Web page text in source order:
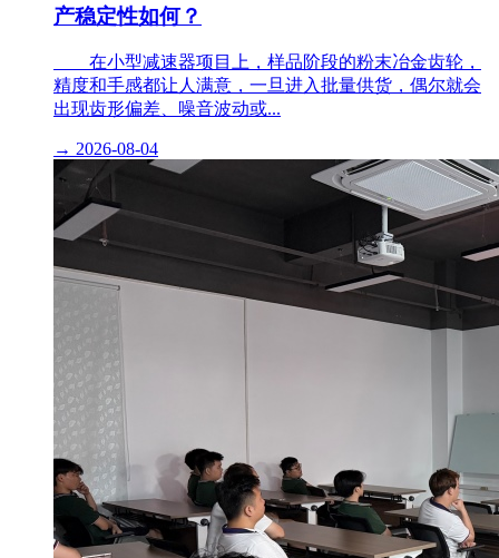
产稳定性如何？
在小型减速器项目上，样品阶段的粉末冶金齿轮，
精度和手感都让人满意，一旦进入批量供货，偶尔就会
出现齿形偏差、噪音波动或...
→ 2026-08-04